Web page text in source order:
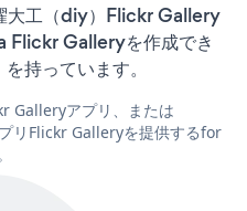
大工（diy）Flickr Gallery
Galleryを作成でき
持っています。
Galleryアプリ、または
リFlickr Galleryを提供するfor